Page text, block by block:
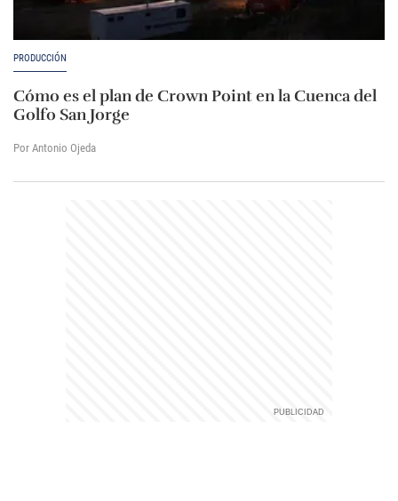
PRODUCCIÓN
Cómo es el plan de Crown Point en la Cuenca del
Golfo San Jorge
Por Antonio Ojeda